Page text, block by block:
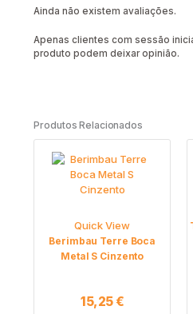
Ainda não existem avaliações.
Apenas clientes com sessão
produto podem deixar opinião.
Produtos Relacionados
Quick View
Berimbau Terre Boca
Metal S Cinzento
15,25€